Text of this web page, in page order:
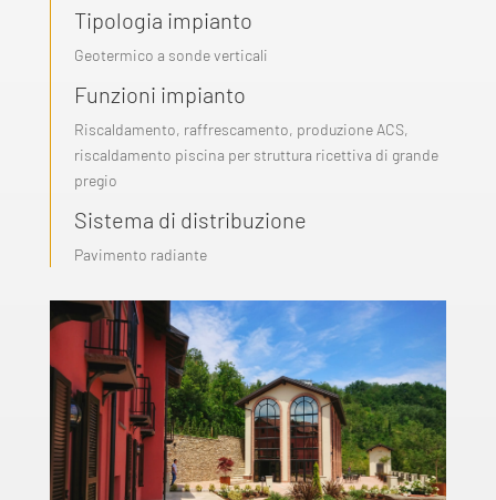
Tipologia impianto
Geotermico a sonde verticali
Funzioni impianto
Riscaldamento, raffrescamento, produzione ACS,
riscaldamento piscina per struttura ricettiva di grande
pregio
Sistema di distribuzione
Pavimento radiante